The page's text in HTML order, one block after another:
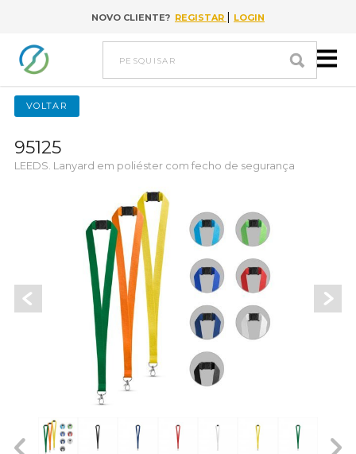
Ir para conteúdo
NOVO CLIENTE? REGISTAR | LOGIN
pesquisar
VOLTAR
95125
LEEDS. Lanyard em poliéster com fecho de segurança